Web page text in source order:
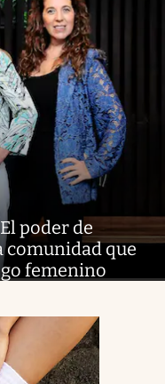
El poder de
comunidad que
femenino